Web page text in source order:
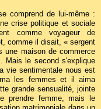
comprend de lui-même :
crise politique et sociale
comme voyageur de
comme il disait, « sergent
une maison de commerce
. Mais le second s'explique
vie sentimentale nous est
les femmes et il aima
grande sensualité, jointe
prendre femme, mais le